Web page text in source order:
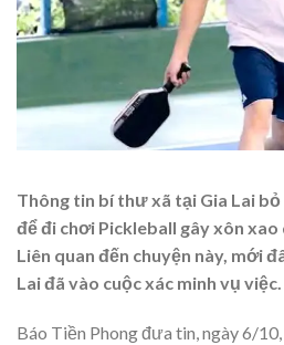
Thông tin bí thư xã tại Gia Lai
để đi chơi Pickleball gây xôn xao
Liên quan đến chuyện này, mới
Lai đã vào cuộc xác minh vụ việc.
Báo Tiền Phong đưa tin, ngày 6/